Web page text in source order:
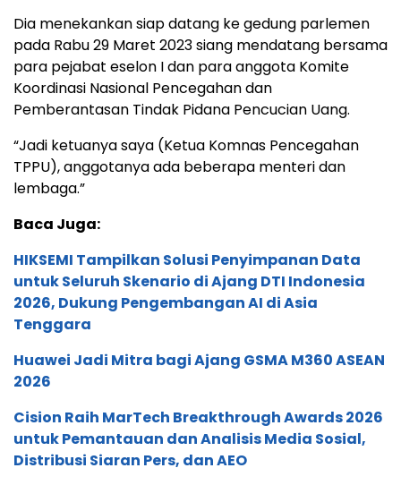
Dia menekankan siap datang ke gedung parlemen
pada Rabu 29 Maret 2023 siang mendatang bersama
para pejabat eselon I dan para anggota Komite
Koordinasi Nasional Pencegahan dan
Pemberantasan Tindak Pidana Pencucian Uang.
“Jadi ketuanya saya (Ketua Komnas Pencegahan
TPPU), anggotanya ada beberapa menteri dan
lembaga.”
Baca Juga:
HIKSEMI Tampilkan Solusi Penyimpanan Data
untuk Seluruh Skenario di Ajang DTI Indonesia
2026, Dukung Pengembangan AI di Asia
Tenggara
Huawei Jadi Mitra bagi Ajang GSMA M360 ASEAN
2026
Cision Raih MarTech Breakthrough Awards 2026
untuk Pemantauan dan Analisis Media Sosial,
Distribusi Siaran Pers, dan AEO